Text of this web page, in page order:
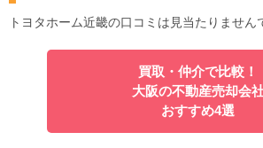
トヨタホーム近畿の口コミは見当たりません
買取・仲介で比較！
大阪の不動産売却会
おすすめ4選